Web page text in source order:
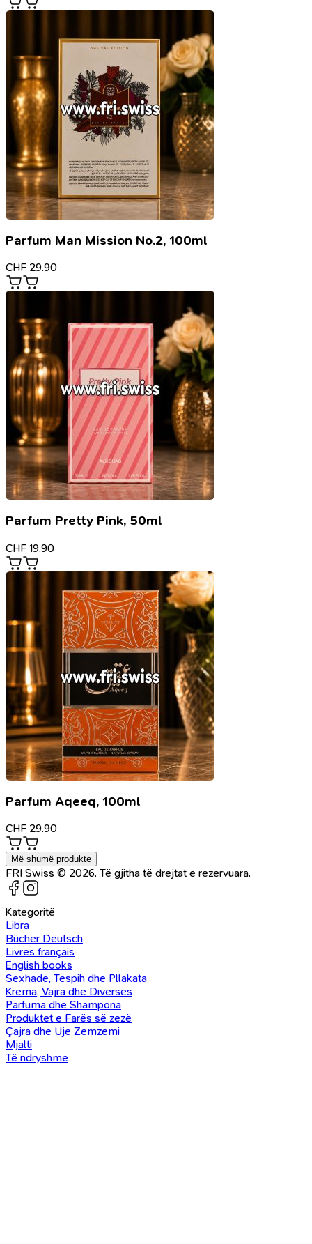
Parfum Man Mission No.2, 100ml
CHF 29.90
Parfum Pretty Pink, 50ml
CHF 19.90
Parfum Aqeeq, 100ml
CHF 29.90
Më shumë produkte
FRI Swiss © 2026. Të gjitha të drejtat e rezervuara.
Kategoritë
Libra
Bücher Deutsch
Livres français
English books
Sexhade, Tespih dhe Pllakata
Krema, Vajra dhe Diverses
Parfuma dhe Shampona
Produktet e Farës së zezë
Çajra dhe Uje Zemzemi
Mjalti
Të ndryshme